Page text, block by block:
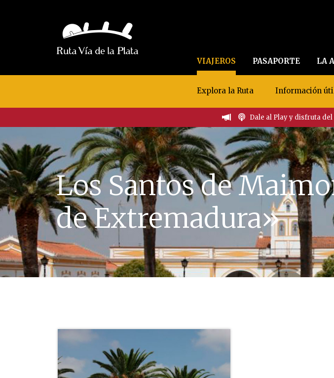
VIAJEROS PASAPORTE LA
Explora la Ruta Información
Dale al Play y disfruta del
Los Santos de
de Extremadura»